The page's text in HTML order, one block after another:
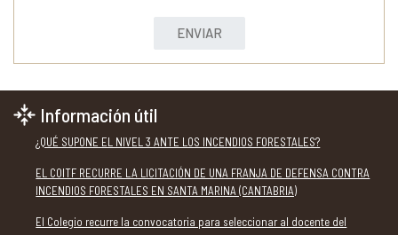
ENVIAR
Información útil
¿QUÉ SUPONE EL NIVEL 3 ANTE LOS INCENDIOS FORESTALES?
EL COITF RECURRE LA LICITACIÓN DE UNA FRANJA DE DEFENSA CONTRA
INCENDIOS FORESTALES EN SANTA MARINA (CANTABRIA)
El Colegio recurre la convocatoria para seleccionar al docente del